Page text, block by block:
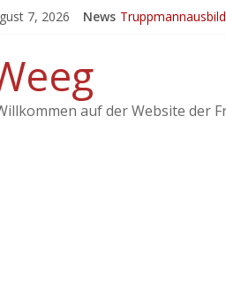
7, 2026 News
auf der Website der